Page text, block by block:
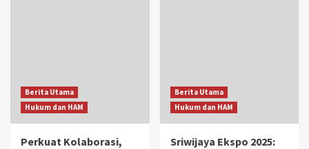
Berita Utama
Hukum dan HAM
Perkuat Kolaborasi,
Berita Utama
Hukum dan HAM
Sriwijaya Ekspo 2025: